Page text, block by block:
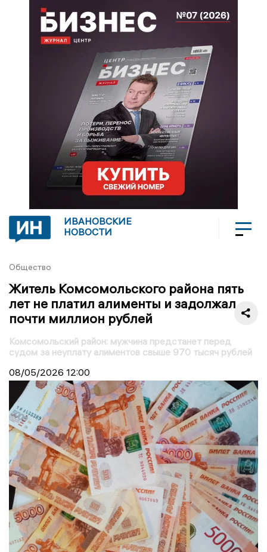
ИВАНОВСКИЕ
НОВОСТИ
Общество
Житель Комсомольского района пять
лет не платил алименты и задолжал
почти миллион рублей
Комсомольский район: мужчина предстанет перед
судом за неуплату алиментов свыше 970 тысяч рублей
08/05/2026 12:00